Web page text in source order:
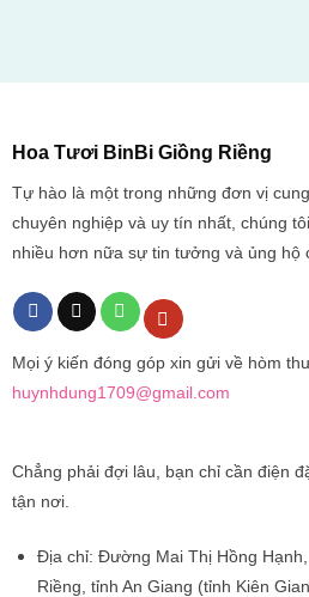
Hoa Tươi BinBi Giồng Riềng
Tự hào là một trong những đơn vị
chuyên nghiệp và uy tín nhất, chúng
nhiều hơn nữa sự tin tưởng và ủng hộ
Mọi ý kiến đóng góp xin gửi về hòm
huynhdung1709@gmail.com
Chẳng phải đợi lâu, bạn chỉ cần điện
tận nơi.
Địa chỉ: Đường Mai Thị Hồng
Riềng, tỉnh An Giang (tỉnh Kiên